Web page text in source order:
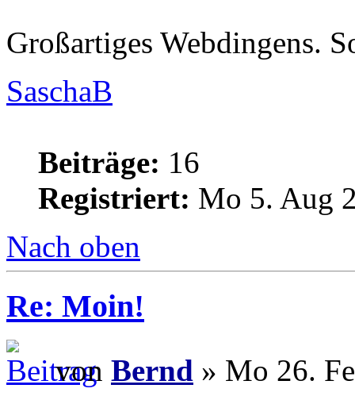
Großartiges Webdingens.
SaschaB
Beiträge: 16
Registriert: Mo 5. Aug
Nach oben
Re: Moin!
von Bernd » Mo 26.